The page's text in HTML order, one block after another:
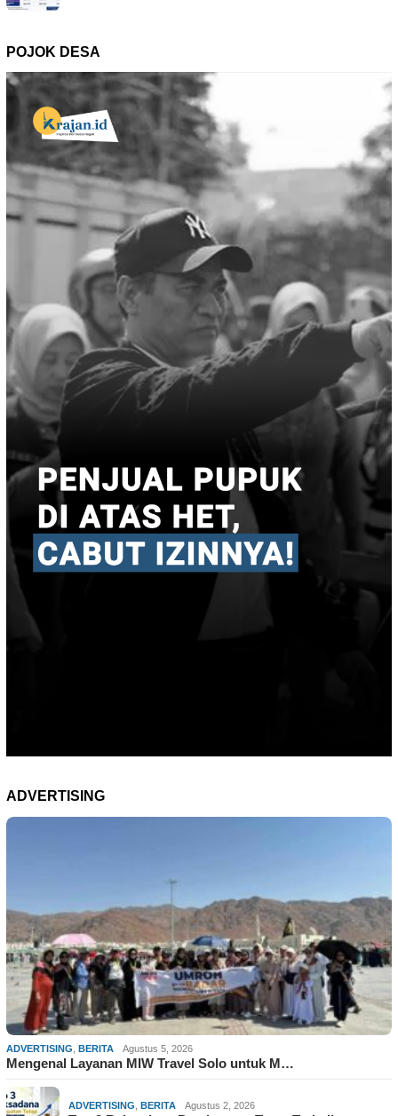
POJOK DESA
ADVERTISING
ADVERTISING BERITA Agustus 5, 2026
Mengenal Layanan MIW Travel Solo untuk M…
ADVERTISING BERITA Agustus 2, 2026